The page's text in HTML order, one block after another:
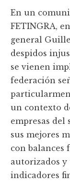
En un
FETINGRA,
general
despidos
se vienen
federación
un contexto
empresas del
sus mejores
con balances
autorizados y
indicadores